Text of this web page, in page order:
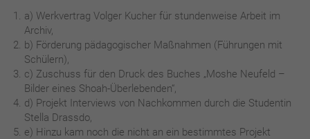
a) Werkvertrag Volger Kucher für stundenweise Arbeit im
Archiv,
b) Förderung pädagogischer Maßnahmen (Führungen mit
Schülern),
c) Zuschuss für den Druck des Buches „Moshe Neufeld –
Bilder eines Shoah-Überlebenden“,
d) Projekt Interviews von Nachkommen durch die Studentin
Stella Drassdo,
e) Hinzu kam noch die nicht an ein bestimmtes Projekt